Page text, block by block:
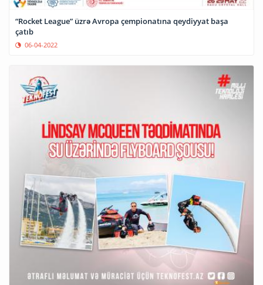
“Rocket League” üzrə Avropa çempionatına qeydiyyat başa
çatıb
06-04-2022